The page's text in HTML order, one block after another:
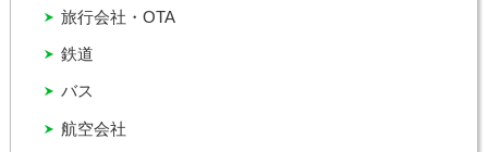
バス
旅行会社・OTA
航空会社
鉄道